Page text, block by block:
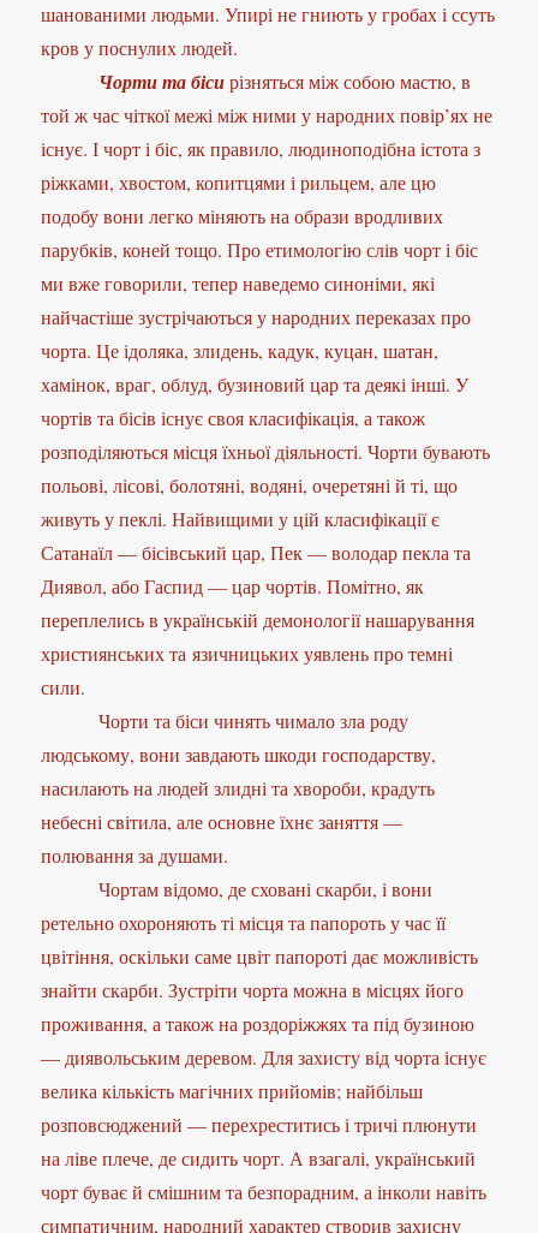
шанованими людьми. Упирі не гниють у гробах і ссуть
кров у поснулих людей.
Чорти та бісирізняться між собою мастю, в
той ж час чіткої межі між ними у народних повір’ях не
існує. І чорт і біс, як правило, людиноподібна істота з
ріжками, хвостом, копитцями і рильцем, але цю
подобу вони легко міняють на образи вродливих
парубків, коней тощо. Про етимологію слів чорт і біс
ми вже говорили, тепер наведемо синоніми, які
найчастіше зустрічаються у народних переказах про
чорта. Це ідоляка, злидень, кадук, куцан, шатан,
хамінок, враг, облуд, бузиновий цар та деякі інші. У
чортів та бісів існує своя класифікація, а також
розподіляються місця їхньої діяльності. Чорти бувають
польові, лісові, болотяні, водяні, очеретяні й ті, що
живуть у пеклі. Найвищими у цій класифікації є
Сатанаїл — бісівський цар, Пек — володар пекла та
Диявол, або Гаспид — цар чортів. Помітно, як
переплелись в українській демонології нашарування
християнських та язичницьких уявлень про темні
сили.
Чорти та біси чинять чимало зла роду
людському, вони завдають шкоди господарству,
насилають на людей злидні та хвороби, крадуть
небесні світила, але основне їхнє заняття —
полювання за душами.
Чортам відомо, де сховані скарби, і вони
ретельно охороняють ті місця та папороть у час її
цвітіння, оскільки саме цвіт папороті дає можливість
знайти скарби. Зустріти чорта можна в місцях його
проживання, а також на роздоріжжях та під бузиною
— диявольським деревом. Для захисту від чорта існує
велика кількість магічних прийомів; найбільш
розповсюджений — перехреститись і тричі плюнути
на ліве плече, де сидить чорт. А взагалі, український
чорт буває й смішним та безпорадним, а інколи навіть
симпатичним, народний характер створив захисну